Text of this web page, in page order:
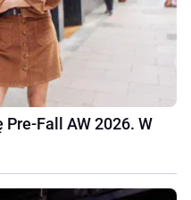
Fall AW 2026. W